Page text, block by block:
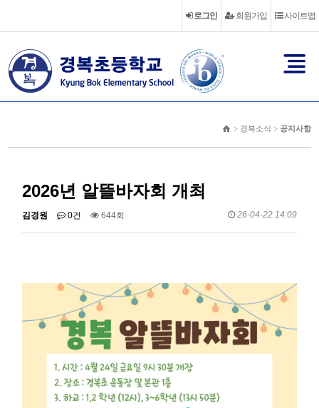
사이트맵
회원가입
로그인
> 경복소식 > 공지사항
2026년 알뜰바자회 개최
김경원 0건 644회 26-04-22 14:09